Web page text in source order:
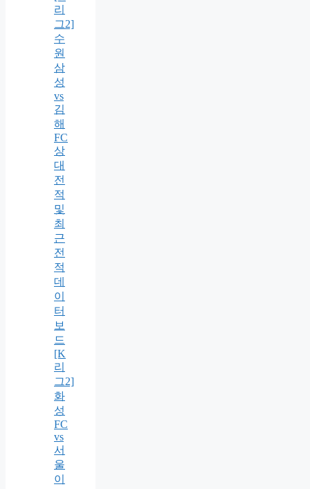
리
그2]
수
원
삼
성
vs
김
해
FC
상
대
전
적
및
최
근
전
적
데
이
터
보
드
[K
리
그2]
화
성
FC
vs
서
울
이